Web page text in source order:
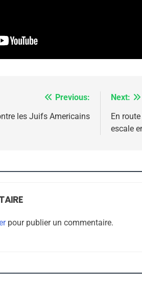
Previous:
les Juifs Americains
Next:
En
escale
pour publier un commentaire.
NOUS MANQUE – Jacques
: Les Amandes De